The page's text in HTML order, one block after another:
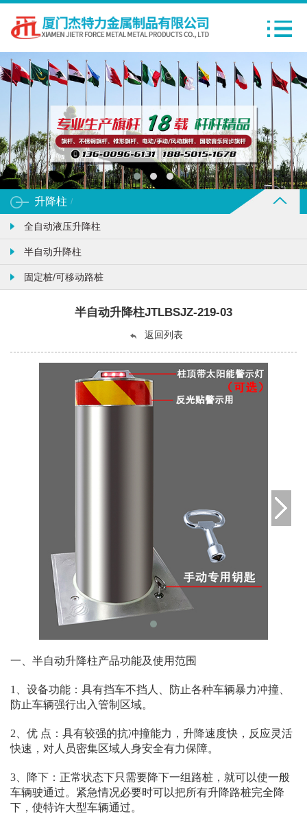
升降柱 /
全自动液压升降柱
半自动升降柱
固定桩/可移动路桩
半自动升降柱JTLBSJZ-219-03
返回列表
一、半自动升降柱产品功能及使用范围
1、设备功能：具有挡车不挡人、防止各种车辆暴力冲撞、
防止车辆强行出入管制区域。
2、优 点：具有较强的抗冲撞能力，升降速度快，反应灵活
快速，对人员密集区域人身安全有力保障。
3、降下：正常状态下只需要降下一组路桩，就可以使一般
车辆驶通过。紧急情况必要时可以把所有升降路桩完全降
下，使特许大型车辆通过。